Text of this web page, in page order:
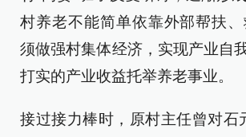
村养老不能简单依靠外部帮扶
须做强村集体经济，实现产业自
打实的产业收益托举养老事业。
接过接力棒时，原村主任曾对石